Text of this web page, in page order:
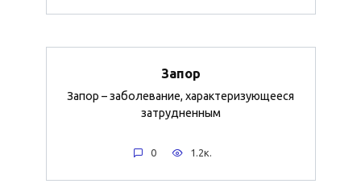
Запор
Запор – заболевание, характеризующееся
затрудненным
0 1.2к.